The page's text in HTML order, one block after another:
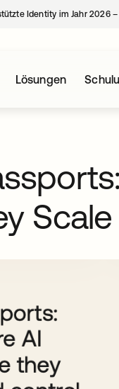
Identity im Jahr 2026
Lösungen